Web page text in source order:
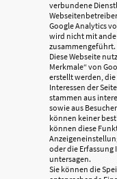
verbundene
Google Analytics
wird nicht mit
zusammengeführt.
Diese Webseite
Merkmale“ von
erstellt werden, die
Interessen der
stammen aus
sowie aus
können keiner
können diese
oder die Erfassung
untersagen.
Sie können die